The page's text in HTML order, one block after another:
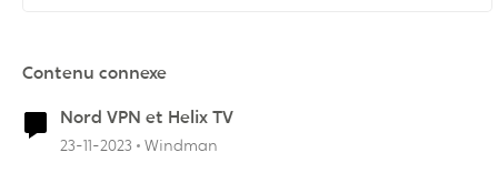
Contenu connexe
Nord VPN et Helix TV
23-11-2023 Windman